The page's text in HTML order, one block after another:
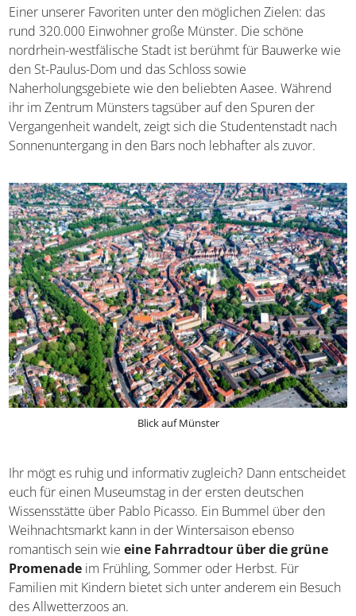
Einer unserer Favoriten unter den möglichen Zielen: das
rund 320.000 Einwohner große Münster. Die schöne
nordrhein-westfälische Stadt ist berühmt für Bauwerke wie
den St-Paulus-Dom und das Schloss sowie
Naherholungsgebiete wie den beliebten Aasee. Während
ihr im Zentrum Münsters tagsüber auf den Spuren der
Vergangenheit wandelt, zeigt sich die Studentenstadt nach
Sonnenuntergang in den Bars noch lebhafter als zuvor.
Blick auf Münster
Ihr mögt es ruhig und informativ zugleich? Dann entscheidet
euch für einen Museumstag in der ersten deutschen
Wissensstätte über Pablo Picasso. Ein Bummel über den
Weihnachtsmarkt kann in der Wintersaison ebenso
romantisch sein wieeine Fahrradtour über die grüne
Promenade im Frühling, Sommer oder Herbst. Für
Familien mit Kindern bietet sich unter anderem ein Besuch
des Allwetterzoos an.